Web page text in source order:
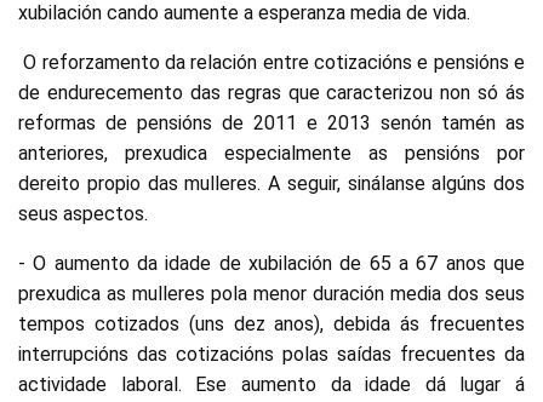
xubilación cando aumente a esperanza media de vida.
O reforzamento da relación entre cotizacións e pensións e
de endurecemento das regras que caracterizou non só ás
reformas de pensións de 2011 e 2013 senón tamén as
anteriores, prexudica especialmente as pensións por
dereito propio das mulleres. A seguir, sinálanse algúns dos
seus aspectos.
- O aumento da idade de xubilación de 65 a 67 anos que
prexudica as mulleres pola menor duración media dos seus
tempos cotizados (uns dez anos), debida ás frecuentes
interrupcións das cotizacións polas saídas frecuentes da
actividade laboral. Ese aumento da idade dá lugar á